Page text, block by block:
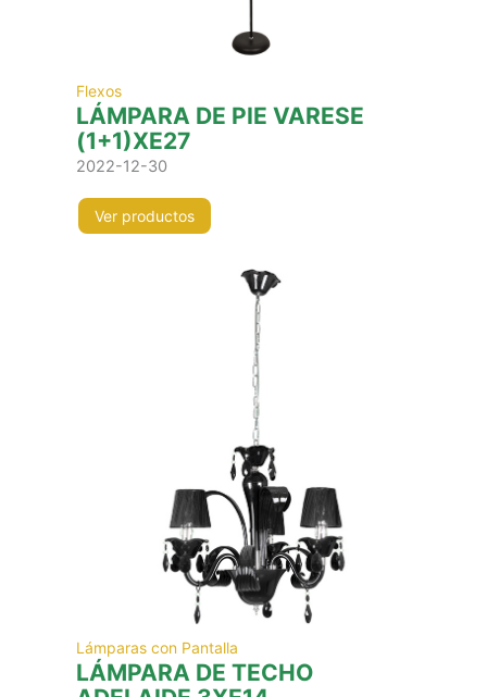
Flexos
LÁMPARA DE PIE VARESE
(1+1)XE27
2022-12-30
Ver productos
Lámparas con Pantalla
LÁMPARA DE TECHO